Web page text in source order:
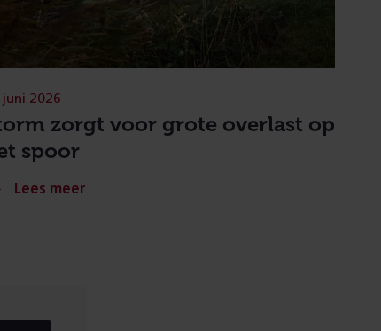
zorgt voor grote overlast op
spoor
juni 2026